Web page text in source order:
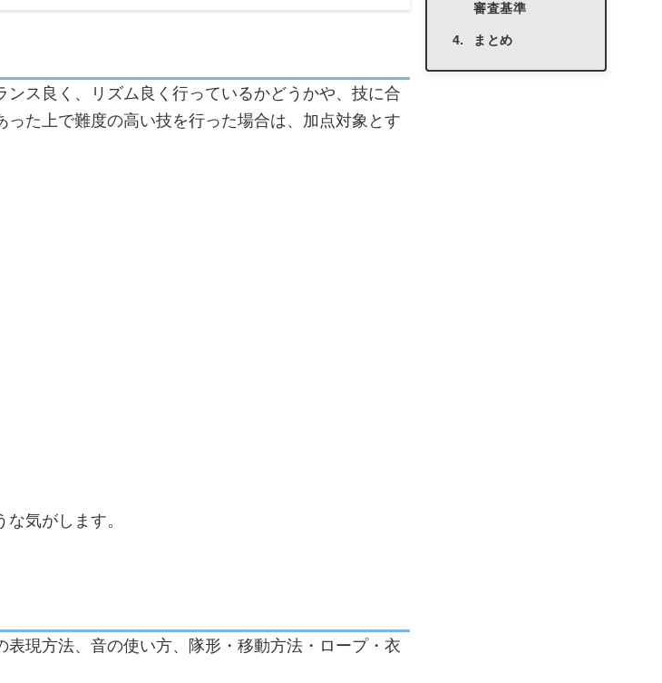
ンス良く、リズム良く行っているかどうかや、技に合
た上で難度の高い技を行った場合は、加点対象とす
気がします。
表現方法、音の使い方、隊形・移動方法・ロープ・衣
審査基準
まとめ